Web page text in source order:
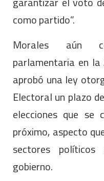
como partido”.
Morales aún
parlamentaria en
aprobó una ley
Electoral un plazo
elecciones que
próximo, aspecto
sectores
gobierno.